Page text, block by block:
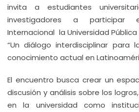
invita a estudiantes
investigadores a participar
Internacional la Universidad Pública
“Un diálogo interdisciplinar para
conocimiento actual en
El encuentro busca crear un
discusión y análisis sobre los
en la universidad como